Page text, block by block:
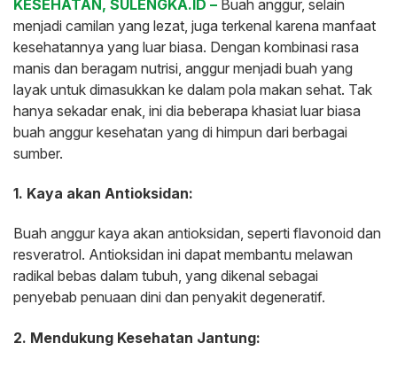
KESEHATAN, SULENGKA.ID – Buah anggur, selain
menjadi camilan yang lezat, juga terkenal karena manfaat
kesehatannya yang luar biasa. Dengan kombinasi rasa
manis dan beragam nutrisi, anggur menjadi buah yang
layak untuk dimasukkan ke dalam pola makan sehat. Tak
hanya sekadar enak, ini dia beberapa khasiat luar biasa
buah anggur kesehatan yang di himpun dari berbagai
sumber.
1. Kaya akan Antioksidan:
Buah anggur kaya akan antioksidan, seperti flavonoid dan
resveratrol. Antioksidan ini dapat membantu melawan
radikal bebas dalam tubuh, yang dikenal sebagai
penyebab penuaan dini dan penyakit degeneratif.
2. Mendukung Kesehatan Jantung: